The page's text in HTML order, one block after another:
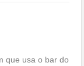
que usa o bar do